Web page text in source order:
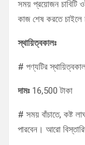
সময় প্রয়োজন চাবিটি
কাজ শেষ করতে চাইলে
স্থায়িত্বকালঃ
# পণ্যটির
দামঃ 16,500 টাকা
# সময় বাঁচাতে, কষ্ট
পারবেন। আরো